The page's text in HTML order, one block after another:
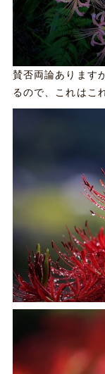
賛否両論あります
るので、これはこ